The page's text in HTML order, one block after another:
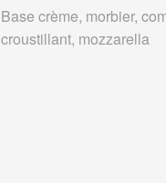
Base crème, morbier,
croustillant, mozzarella